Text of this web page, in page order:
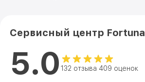
Сервисный центр Fortuna
5.0 132 отзыва 409 оценок